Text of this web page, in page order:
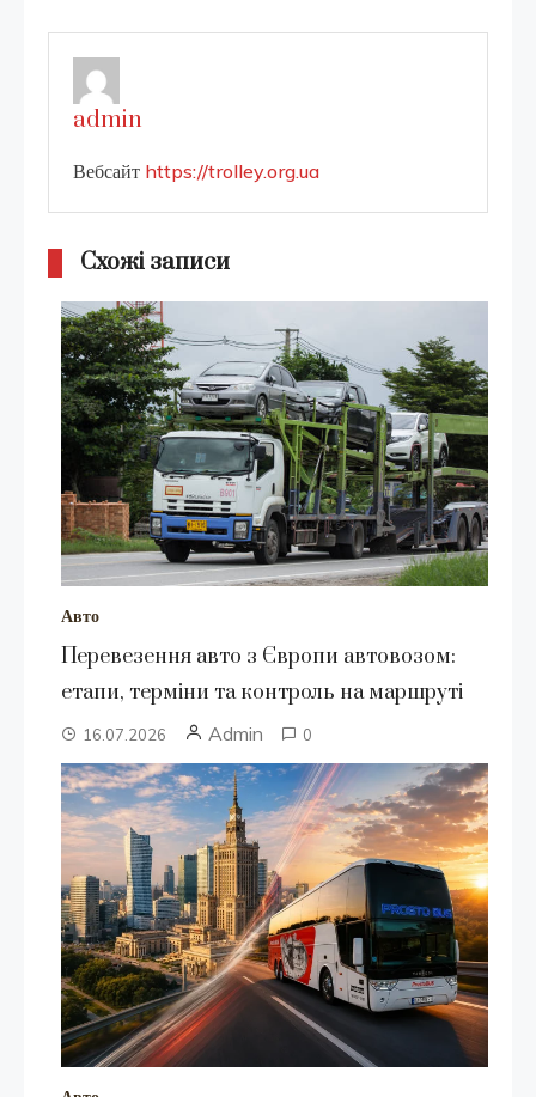
admin
Вебсайт https://trolley.org.ua
Схожі записи
Авто
Перевезення авто з Європи автовозом:
етапи, терміни та контроль на маршруті
16.07.2026 Admin 0